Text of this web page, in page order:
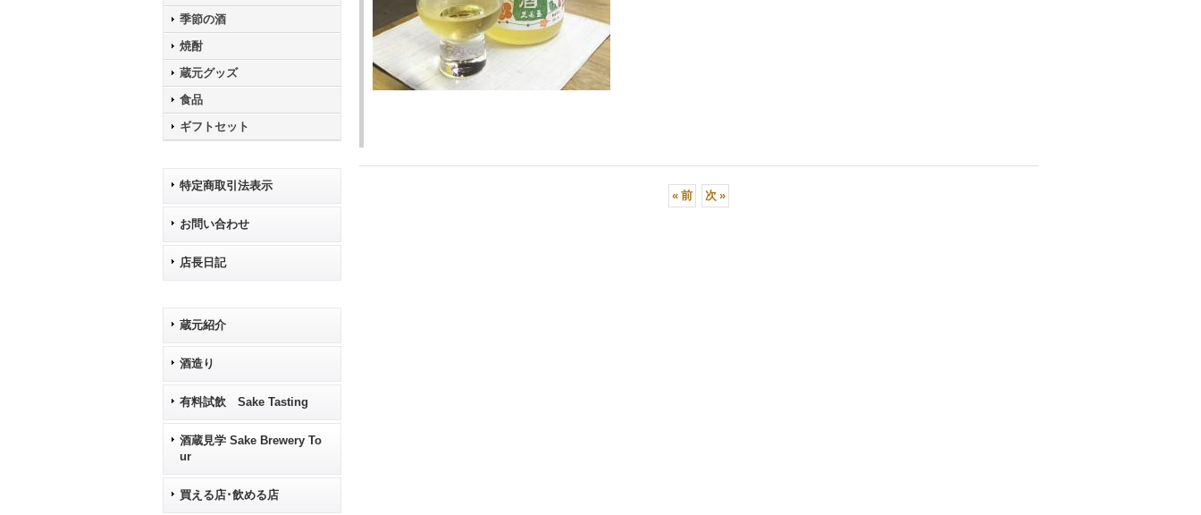
季節の酒
焼酎
蔵元グッズ
食品
ギフトセット
特定商取引法表示
お問い合わせ
店長日記
蔵元紹介
酒造り
有料試飲 Sake Tasting
酒蔵見学 Sake Brewery To
ur
買える店･飲める店
« 前 次 »